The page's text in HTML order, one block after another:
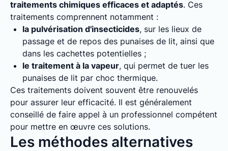
traitements chimiques efficaces et adaptés. Ces
traitements comprennent notamment :
la pulvérisation d'insecticides, sur les lieux de
passage et de repos des punaises de lit, ainsi que
dans les cachettes potentielles ;
le traitement à la vapeur, qui permet de tuer les
punaises de lit par choc thermique.
Ces traitements doivent souvent être renouvelés
pour assurer leur efficacité. Il est généralement
conseillé de faire appel à un professionnel compétent
pour mettre en œuvre ces solutions.
Les méthodes alternatives